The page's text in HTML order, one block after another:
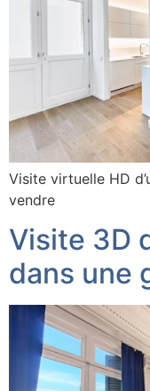
Visite virtuelle HD
vendre
Visite 3D
dans une